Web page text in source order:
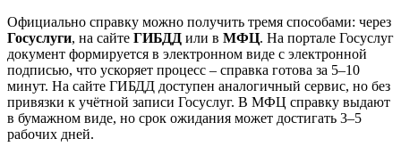
Официально справку можно получить тремя способами: через
Госуслуги, на сайте ГИБДД или в МФЦ. На портале Госуслуг
документ формируется в электронном виде с электронной
подписью, что ускоряет процесс – справка готова за 5–10
минут. На сайте ГИБДД доступен аналогичный сервис, но без
привязки к учётной записи Госуслуг. В МФЦ справку выдают
в бумажном виде, но срок ожидания может достигать 3–5
рабочих дней.